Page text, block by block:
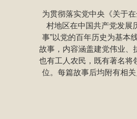
为贯彻落实党中央《关于
村地区在中国共产党发展
事”以党的百年历史为基本
故事，内容涵盖建党伟业、
也有工人农民，既有著名将
位。每篇故事后均附有相